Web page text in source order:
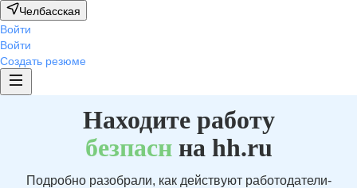
Челбасская
Войти
Войти
Создать резюме
Находите работу
безпаснна hh.ru
Подробно разобрали, как действуют работодатели-